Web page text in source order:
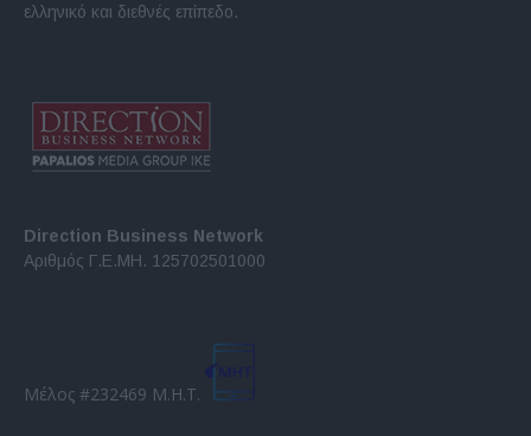
ελληνικό και διεθνές επίπεδο.
Direction Business Network
Αριθμός Γ.Ε.ΜΗ. 125702501000
Μέλος #232469 Μ.Η.Τ.